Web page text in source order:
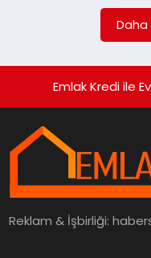
Daha
Emlak Kredi ile
Reklam & İşbirliği: